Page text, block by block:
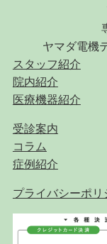
ヤマダ電機
スタッフ紹介
院内紹介
医療機器紹介
受診案内
コラム
症例紹介
プライバシーポリ